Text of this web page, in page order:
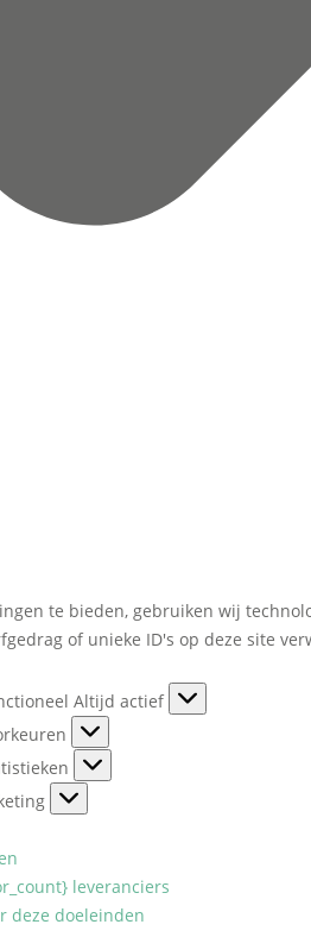
te bieden, gebruiken wij
of unieke ID's op deze site
Altijd actief
leveranciers
deze doeleinden